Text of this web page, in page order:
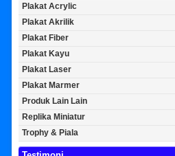
Plakat Acrylic
Plakat Akrilik
Plakat Fiber
Plakat Kayu
Plakat Laser
Plakat Marmer
Produk Lain Lain
Replika Miniatur
Trophy & Piala